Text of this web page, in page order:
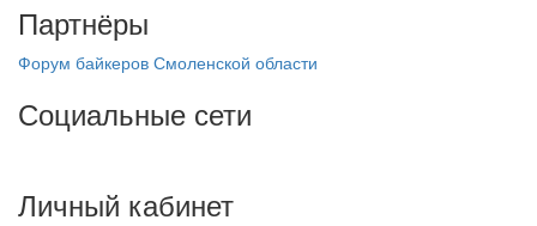
Партнёры
Форум байкеров Смоленской области
Социальные сети
Личный кабинет